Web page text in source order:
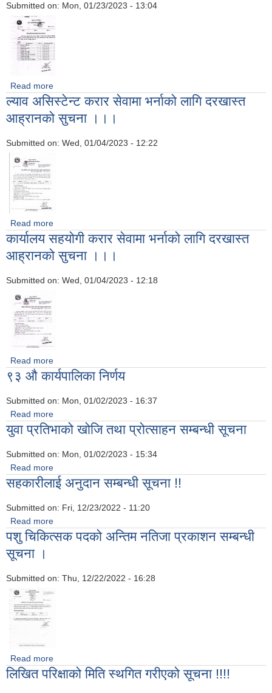
Submitted on: Mon, 01/23/2023 - 13:04
Read more
ल्याव असिस्टेन्ट करार सेवामा भर्नाको लागि दरखास्त
आह्रानको सुचना ।।।
Submitted on: Wed, 01/04/2023 - 12:22
Read more
सुचना ।।।
कार्यालय सहयोगी करार सेवामा भर्नाको लागि दरखास्त
आह्रानको सुचना ।।।
Submitted on: Wed, 01/04/2023 - 12:18
Read more
सुचना ।।।
९३ औ कार्यपालिका निर्णय
Submitted on: Mon, 01/02/2023 - 16:37
Read more
युवा प्रतिभाको खोजि तथा प्रोत्साहन सम्बन्धी सूचना
Submitted on: Mon, 01/02/2023 - 15:34
Read more
सहकारीलाई अनुदान सम्बन्धी सूचना !!
Submitted on: Fri, 12/23/2022 - 11:20
Read more
पशु चिकित्सक पदको अन्तिम नतिजा प्रकाशन सम्बन्धी
सूचना ।
Submitted on: Thu, 12/22/2022 - 16:28
Read more
लिखित परिक्षाको मिति स्थगित गरीएको सूचना !!!!